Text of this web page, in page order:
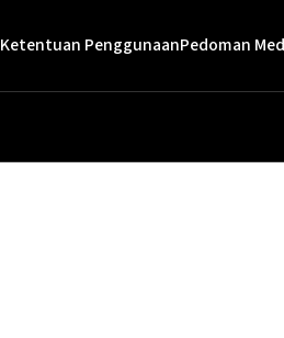
Ketentuan PenggunaanPedoman